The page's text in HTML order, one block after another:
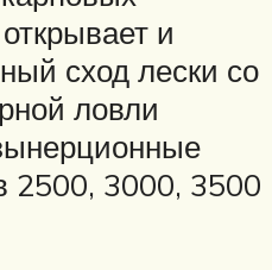
и
сход лески со
ловли
2500, 3000, 3500